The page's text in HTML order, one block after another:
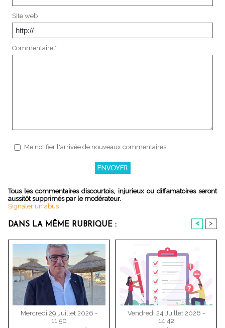
Site web :
Commentaire * :
Me notifier l'arrivée de nouveaux commentaires
Tous les commentaires discourtois, injurieux ou diffamatoires seront
aussitôt supprimés par le modérateur.
Signaler un abus
DANS LA MÊME RUBRIQUE : < >
Mercredi 29 Juillet 2026 -
11:50
Vendredi 24 Juillet 2026 -
14:42